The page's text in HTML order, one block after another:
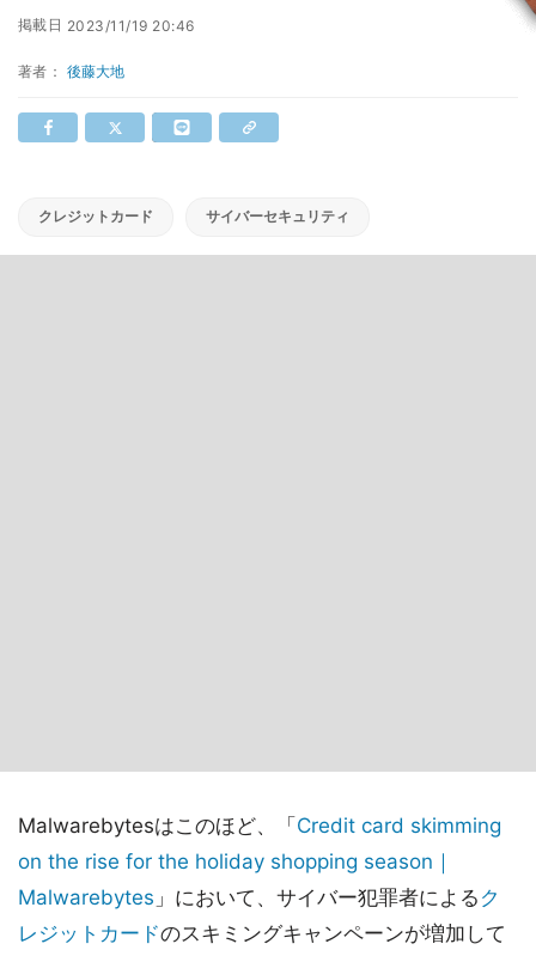
掲載日 2023/11/19 20:46
著者： 後藤大地
クレジットカード サイバーセキュリティ
Malwarebytesはこのほど、「 Credit card skimming
on the rise for the holiday shopping season｜
Malwarebytes 」において、サイバー犯罪者による ク
レジットカードのスキミングキャンペーンが増加して